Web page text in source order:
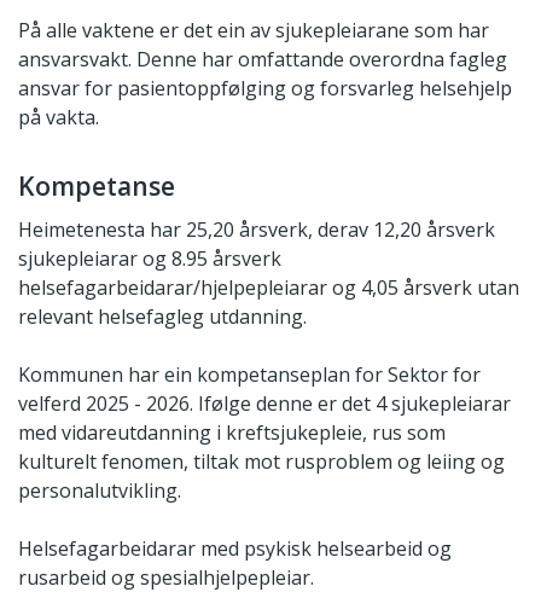
På alle vaktene er det ein av sjukepleiarane som har
ansvarsvakt. Denne har omfattande overordna fagleg
ansvar for pasientoppfølging og forsvarleg helsehjelp
på vakta.
Kompetanse
Heimetenesta har 25,20 årsverk, derav 12,20 årsverk
sjukepleiarar og 8.95 årsverk
helsefagarbeidarar/hjelpepleiarar og 4,05 årsverk utan
relevant helsefagleg utdanning.
Kommunen har ein kompetanseplan for Sektor for
velferd 2025 - 2026. Ifølge denne er det 4 sjukepleiarar
med vidareutdanning i kreftsjukepleie, rus som
kulturelt fenomen, tiltak mot rusproblem og leiing og
personalutvikling.
Helsefagarbeidarar med psykisk helsearbeid og
rusarbeid og spesialhjelpepleiar.